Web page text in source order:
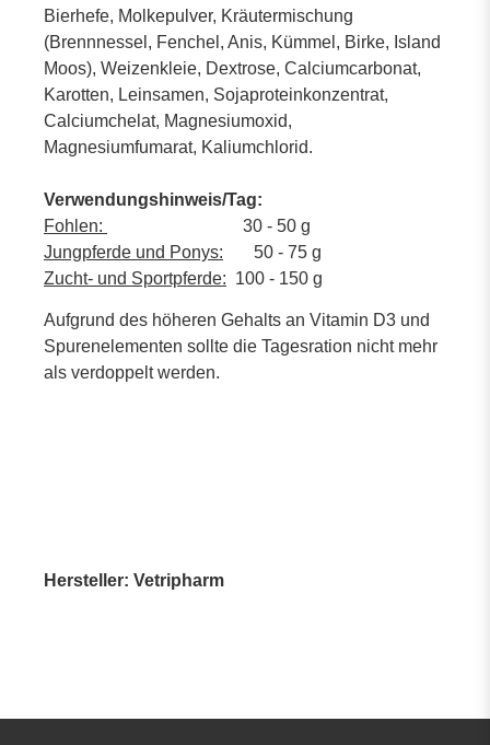
Bierhefe, Molkepulver, Kräutermischung
(Brennnessel, Fenchel, Anis, Kümmel, Birke, Island
Moos), Weizenkleie, Dextrose, Calciumcarbonat,
Karotten, Leinsamen, Sojaproteinkonzentrat,
Calciumchelat, Magnesiumoxid,
Magnesiumfumarat, Kaliumchlorid.
Verwendungshinweis/Tag:
Fohlen:
30 - 50 g
Jungpferde und Ponys: 50 - 75 g
Zucht- und Sportpferde: 100 - 150 g
Aufgrund des höheren Gehalts an Vitamin D3 und
Spurenelementen sollte die Tagesration nicht mehr
als verdoppelt werden.
Hersteller: Vetripharm